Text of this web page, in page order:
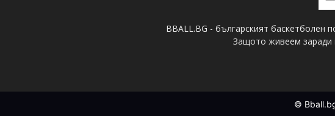
BBALL.BG - българският
Защото живеем заради
©